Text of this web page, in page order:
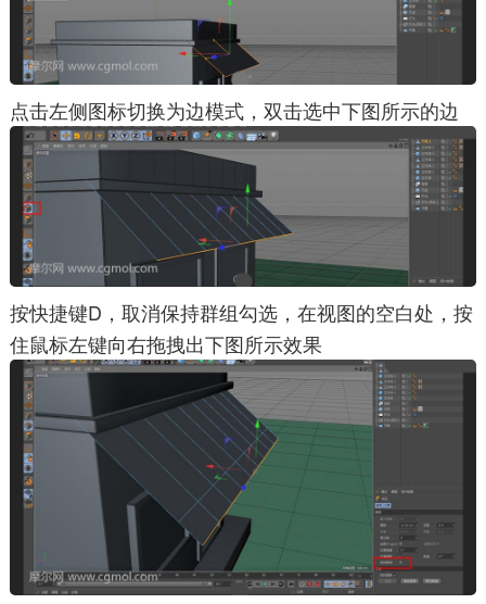
点击左侧图标切换为边模式，双击选中下图所示的边
按快捷键D，取消保持群组勾选，在视图的空白处，按
住鼠标左键向右拖拽出下图所示效果